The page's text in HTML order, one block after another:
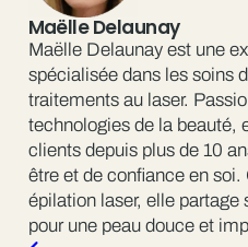
Maëlle Delaunay
Maëlle Delaunay est une
spécialisée dans les soins
traitements au laser.
technologies de la beauté,
clients depuis plus de 10
être et de confiance en
épilation laser, elle partage
pour une peau douce et